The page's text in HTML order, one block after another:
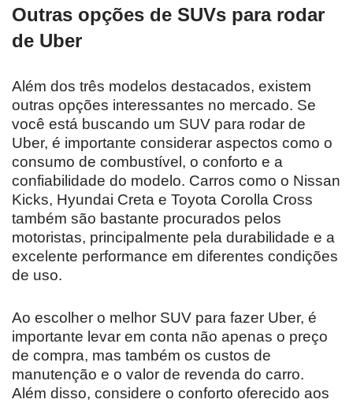
Outras opções de SUVs para rodar
de Uber
Além dos três modelos destacados, existem
outras opções interessantes no mercado. Se
você está buscando um SUV para rodar de
Uber, é importante considerar aspectos como o
consumo de combustível, o conforto e a
confiabilidade do modelo. Carros como o Nissan
Kicks, Hyundai Creta e Toyota Corolla Cross
também são bastante procurados pelos
motoristas, principalmente pela durabilidade e a
excelente performance em diferentes condições
de uso.
Ao escolher o melhor SUV para fazer Uber, é
importante levar em conta não apenas o preço
de compra, mas também os custos de
manutenção e o valor de revenda do carro.
Além disso, considere o conforto oferecido aos